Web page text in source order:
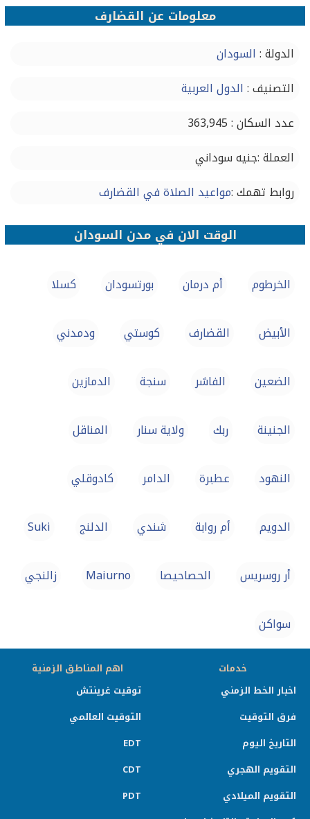
معلومات عن القضارف
الدولة : السودان
التصنيف : الدول العربية
عدد السكان : 363,945
العملة :جنيه سوداني
روابط تهمك :مواعيد الصلاة في القضارف
الوقت الان في مدن السودان
الخرطوم أم درمان بورتسودان‎ كسلا
الأبيض‎ القضارف كوستي ودمدني
الضعين الفاشر سنجة الدمازين‎
الجنينة ربك‎‎ ولاية سنار المناقل
النهود عطبرة الدامر كادوقلي‎
الدويم أم روابة شندي الدلنج Suki
أر روسريس الحصاحيصا Maiurno زالنجي
سواكن
خدمات
اخبار الخط الزمني
فرق التوقيت
التاريخ اليوم
التقويم الهجري
التقويم الميلادي
اهم المناطق الزمنية
توقيت غرينتش
التوقيت العالمي
EDT
CDT
PDT